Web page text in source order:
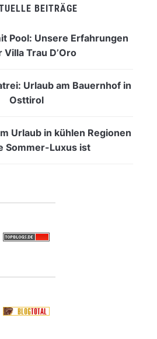
BEITRÄGE
Pool: Unsere Erfahrungen
Villa Trau D’Oro
Urlaub am Bauernhof in
Osttirol
Urlaub in kühlen Regionen
Sommer-Luxus ist